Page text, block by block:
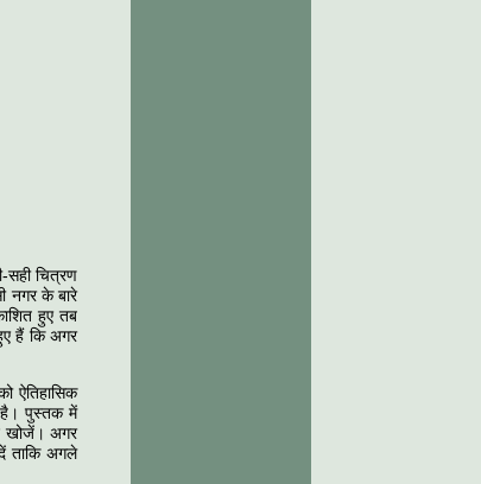
सही चित्रण
नगर के बारे
हुए तब
हैं कि अगर
ऐतिहासिक
है। पुस्तक में
खोजें। अगर
ताकि अगले